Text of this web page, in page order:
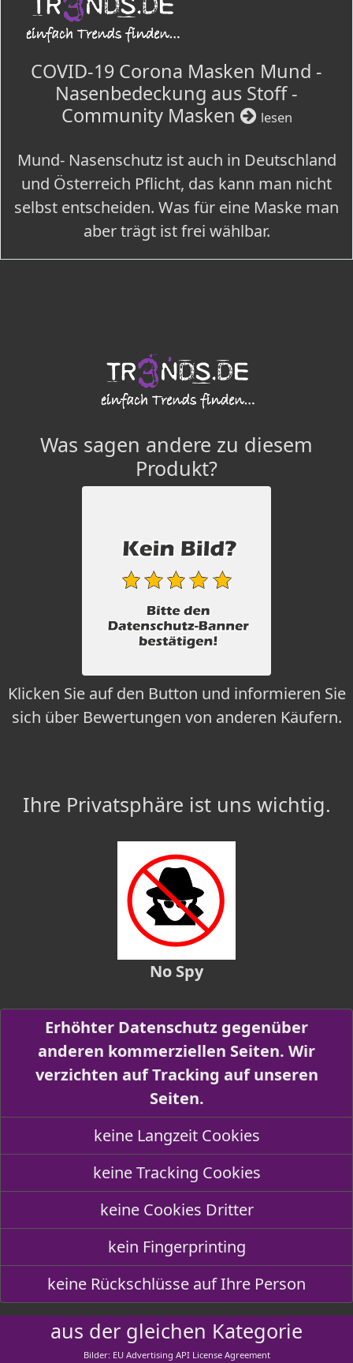
COVID-19 Corona Masken Mund -
Nasenbedeckung aus Stoff -
Community Masken
lesen
Mund- Nasenschutz ist auch in Deutschland
und Österreich Pflicht, das kann man nicht
selbst entscheiden. Was für eine Maske man
aber trägt ist frei wählbar.
Was sagen andere zu diesem
Produkt?
Klicken Sie auf den Button und informieren Sie
sich über Bewertungen von anderen Käufern.
Ihre Privatsphäre ist uns wichtig.
No Spy
Erhöhter Datenschutz gegenüber
anderen kommerziellen Seiten. Wir
verzichten auf Tracking auf unseren
Seiten.
keine Langzeit Cookies
keine Tracking Cookies
keine Cookies Dritter
kein Fingerprinting
keine Rückschlüsse auf Ihre Person
aus der gleichen Kategorie
Bilder: EU Advertising API License Agreement